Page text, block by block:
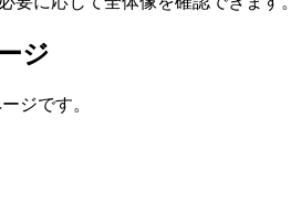
ジ
ジです。